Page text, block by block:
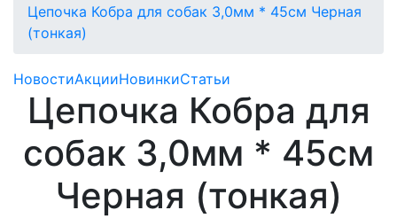
Цепочка Кобра для собак 3,0мм * 45см Черная
(тонкая)
НовостиАкцииНовинкиСтатьи
Цепочка Кобра для
собак 3,0мм * 45см
Черная (тонкая)